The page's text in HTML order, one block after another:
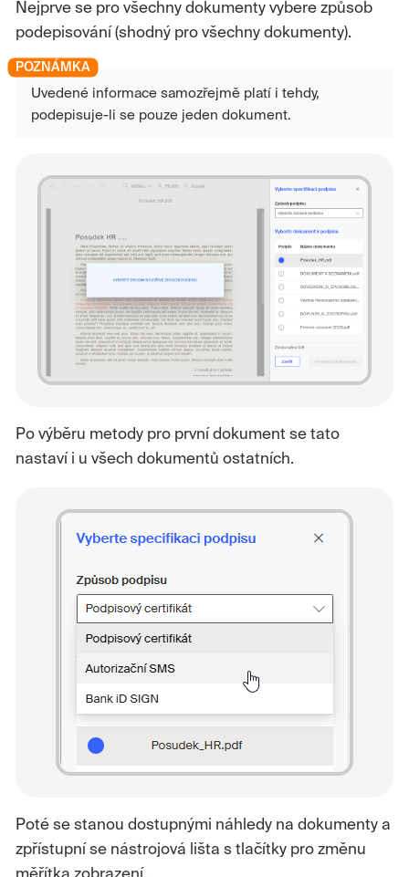
Nejprve se pro všechny dokumenty vybere způsob
podepisování (shodný pro všechny dokumenty).
Uvedené informace samozřejmě platí i tehdy,
podepisuje-li se pouze jeden dokument.
Po výběru metody pro první dokument se tato
nastaví i u všech dokumentů ostatních.
Poté se stanou dostupnými náhledy na dokumenty a
zpřístupní se nástrojová lišta s tlačítky pro změnu